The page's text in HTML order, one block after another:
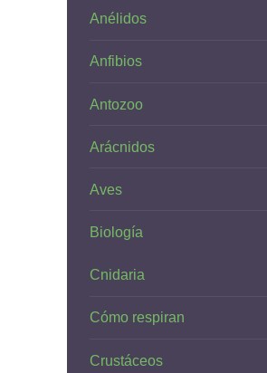
Anélidos
Anfibios
Antozoo
Arácnidos
Aves
Biología
Cnidaria
Cómo respiran
Crustáceos